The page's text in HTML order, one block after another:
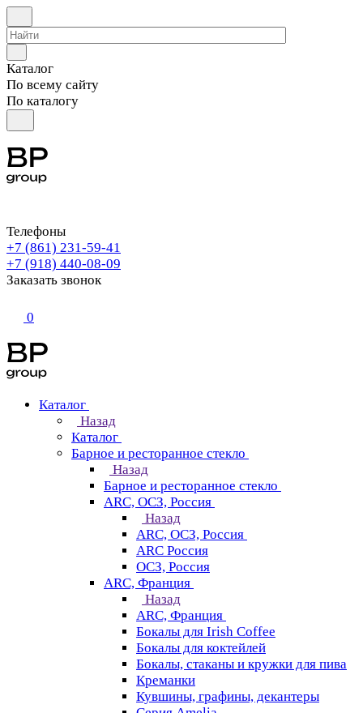
Каталог
По всему сайту
По каталогу
Телефоны
+7 (861) 231-59-41
+7 (918) 440-08-09
Заказать звонок
0
Каталог
Назад
Каталог
Барное и ресторанное стекло
Назад
Барное и ресторанное стекло
ARC, ОСЗ, Россия
Назад
ARC, ОСЗ, Россия
ARC Россия
ОСЗ, Россия
ARC, Франция
Назад
ARC, Франция
Бокалы для Irish Coffee
Бокалы для коктейлей
Бокалы, стаканы и кружки для пива
Креманки
Кувшины, графины, декантеры